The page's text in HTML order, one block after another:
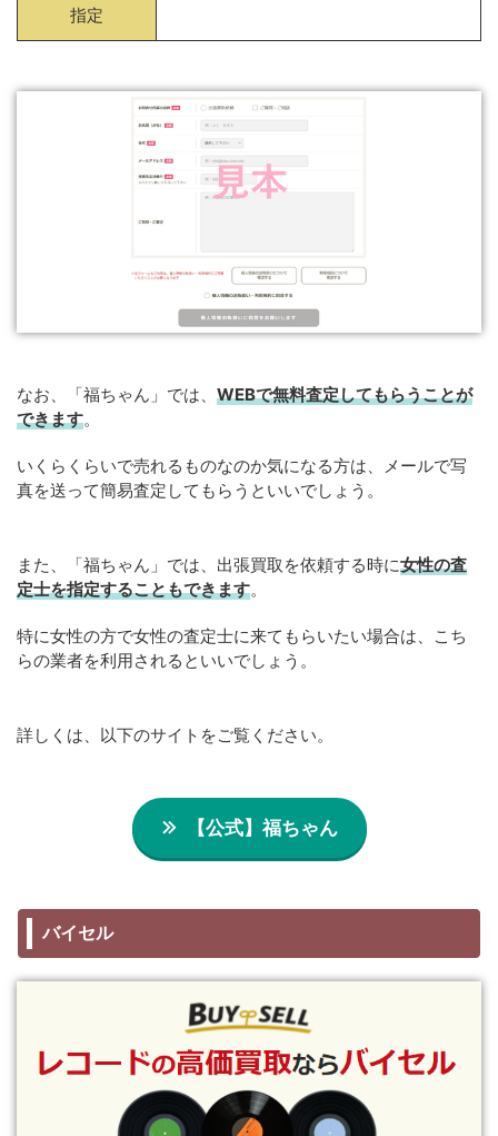
指定
なお、「福ちゃん」では、 WEBで無料査定してもらうことが
できます。
いくらくらいで売れるものなのか気になる方は、メールで写
真を送って簡易査定してもらうといいでしょう。
また、「福ちゃん」では、出張買取を依頼する時に女性の査
定士を指定することもできます。
特に女性の方で女性の査定士に来てもらいたい場合は、こち
らの業者を利用されるといいでしょう。
詳しくは、以下のサイトをご覧ください。
【公式】福ちゃん
バイセル